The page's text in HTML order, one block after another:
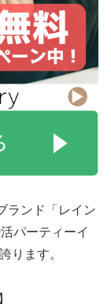
ランド「レイン
パーティーイ
ります。